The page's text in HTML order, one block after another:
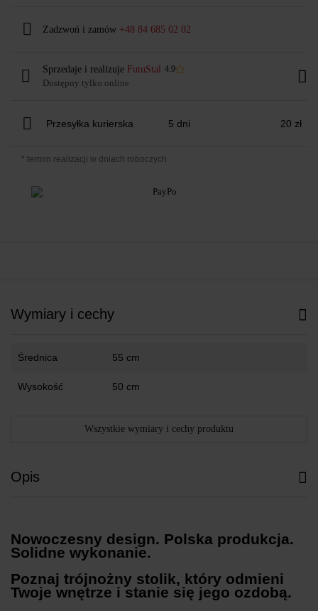
Zadzwoń i zamów +48 84 685 02 02
Sprzedaje i realizuje FutuStal 4.9
Dostępny tylko online
Przesyłka kurierska 5 dni 20 zł
* termin realizacji w dniach roboczych
Wymiary i cechy
Średnica 55 cm
Wysokość 50 cm
Wszystkie wymiary i cechy produktu
Opis
Nowoczesny design. Polska produkcja.
Solidne wykonanie.
Poznaj trójnożny stolik, który odmieni
Twoje wnętrze i stanie się jego ozdobą.